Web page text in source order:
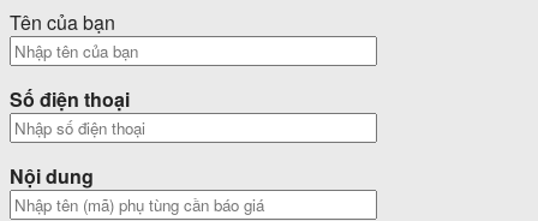
Tên của bạn
Số điện thoại
Nội dung